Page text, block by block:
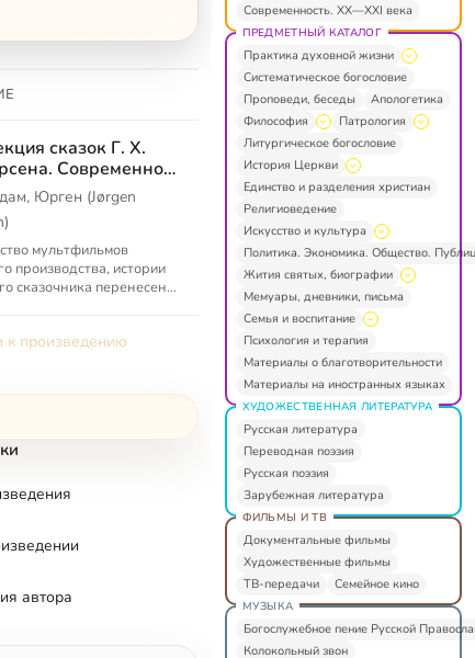
сказок Г. Х.
Современное
Юрген (Jørgen
мультфильмов
производства, истории
сказочника перенесены
к произведению
автора
Современность. XX—XXI века
ПРЕДМЕТНЫЙ КАТАЛОГ
Практика духовной жизни
Систематическое богословие
Проповеди, беседы
Апологетика
Философия
Патрология
Литургическое богословие
История Церкви
Единство и разделения христиан
Религиоведение
Искусство и культура
Политика. Экономика. Общество.
Жития святых, биографии
Мемуары, дневники, письма
Семья и воспитание
Психология и терапия
Материалы о благотворительности
Материалы на иностранных языках
ХУДОЖЕСТВЕННАЯ ЛИТЕРАТУРА
Русская литература
Переводная поэзия
Русская поэзия
Зарубежная литература
ФИЛЬМЫ И ТВ
Документальные фильмы
Художественные фильмы
ТВ-передачи
Семейное кино
МУЗЫКА
Богослужебное пение Русской
Колокольный звон